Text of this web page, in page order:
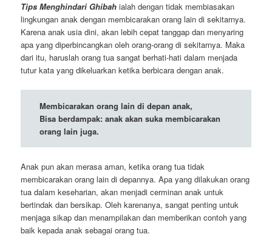
Tips Menghindari Ghibah ialah dengan tidak membiasakan
lingkungan anak dengan membicarakan orang lain di sekitarnya.
Karena anak usia dini, akan lebih cepat tanggap dan menyaring
apa yang diperbincangkan oleh orang-orang di sekitarnya. Maka
dari itu, haruslah orang tua sangat berhati-hati dalam menjada
tutur kata yang dikeluarkan ketika berbicara dengan anak.
Membicarakan orang lain di depan anak,
Bisa berdampak: anak akan suka membicarakan
orang lain juga.
Anak pun akan merasa aman, ketika orang tua tidak
membicarakan orang lain di depannya. Apa yang dilakukan orang
tua dalam keseharian, akan menjadi cerminan anak untuk
bertindak dan bersikap. Oleh karenanya, sangat penting untuk
menjaga sikap dan menampilakan dan memberikan contoh yang
baik kepada anak sebagai orang tua.